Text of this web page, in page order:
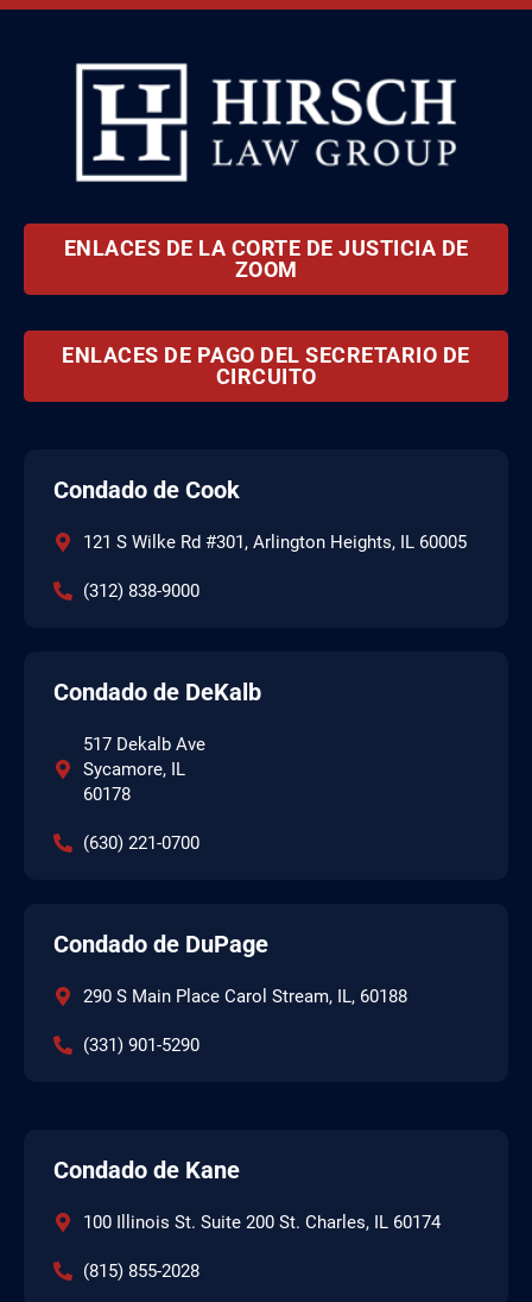
ENLACES DE LA CORTE DE JUSTICIA DE
ZOOM
ENLACES DE PAGO DEL SECRETARIO DE
CIRCUITO
Condado de Cook
121 S Wilke Rd #301, Arlington Heights, IL 60005
(312) 838-9000
Condado de DeKalb
517 Dekalb Ave
Sycamore, IL
60178
(630) 221-0700
Condado de DuPage
290 S Main Place Carol Stream, IL, 60188
(331) 901-5290
Condado de Kane
100 Illinois St. Suite 200 St. Charles, IL 60174
(815) 855-2028